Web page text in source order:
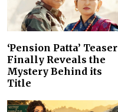
‘Pension Patta’ Teaser
Finally Reveals the
Mystery Behind its
Title